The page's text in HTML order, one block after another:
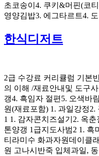
초코송이4. 쿠키&머핀(코
영양김밥3. 에그타르트
한식디저트
2급 수강료 커리큘럼 기본
의 이해 /재료안내및 도구
갱4. 흑임자 절편5. 오색바
원(재료포함) 1. 과일강정
1 1. 감자콘치즈설기2. 옥
톤양갱 1급지도사범2 1. 흑
티라미수 화과자원데이클
원 고나시반죽 입체과일,